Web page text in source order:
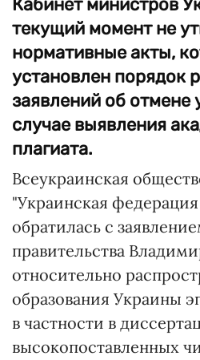
Кабинет министров
текущий момент не
нормативные акты,
установлен порядок
заявлений об отмене
случае выявления
плагиата.
Всеукраинская
"Украинская
обратилась с
правительства
относительно
образования Украины
в частности в
высокопоставленных